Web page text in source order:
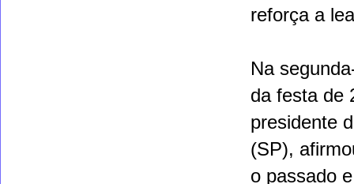
reforça a
Na
da festa de
presidente
(SP),
o passado